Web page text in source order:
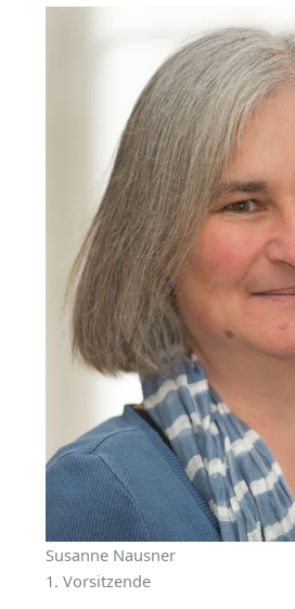
Susanne Nausner
1. Vorsitzende